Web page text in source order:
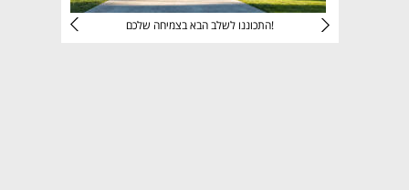
התכוננו לשלב הבא בצמיחה שלכם!